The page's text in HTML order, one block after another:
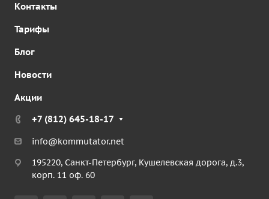
Контакты
Тарифы
Блог
Новости
Акции
+7 (812) 645-18-17
info@kommutator.net
195220, Санкт-Петербург, Кушелевская дорога, д.3,
корп. 11 оф. 60